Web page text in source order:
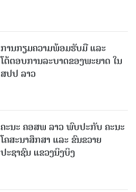
ການກຽມຄວາມພ້ອມຮັບມື ແລະ
ໂຕ້ຕອບການລະບາດຂອງພະຍາດ ໃນ
ສປປ ລາວ
ຄະນະ ຄອສພ ລາວ ພົບປະກັບ ຄະນະ
ໂຄສະນາສຶກສາ ແລະ ຂົນຂວາຍ
ປະຊາຊົນ ແຂວງນິງບິງ